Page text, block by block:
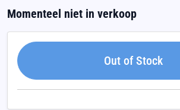
Momenteel niet in verkoop
Out of Stock